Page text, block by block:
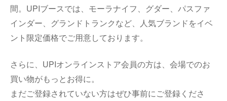
間。UPIブースでは、モーラナイフ、グダー、パスファ
インダー、グランドトランクなど、人気ブランドをイベ
ント限定価格でご用意しております。
さらに、UPIオンラインストア会員の方は、会場でのお
買い物がもっとお得に。
まだご登録されていない方はぜひ事前にご登録くださ